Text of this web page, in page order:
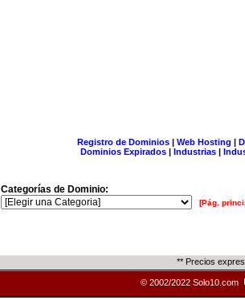
Registro de Dominios| Web Hosting |
Dominios Expirados | Industrias |
Categorías de Dominio:
[Pág.
** Precios
© 2002/2022 Solo10.com